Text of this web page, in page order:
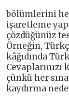
bölümlerini
işaretleme
çözdüğünüz
Örneğin,
kâğıdında
çünkü her
kaydırma